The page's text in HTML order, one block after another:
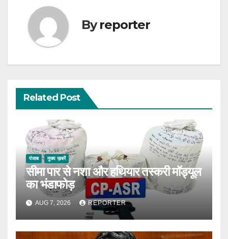
Byreporter
Related Post
पंजाब मुख्य ख़बरें
सीमा पार से नशा और हथियार तस्करी मॉड्यूल
का भंडाफोड़
AUG 7, 2026 REPORTER